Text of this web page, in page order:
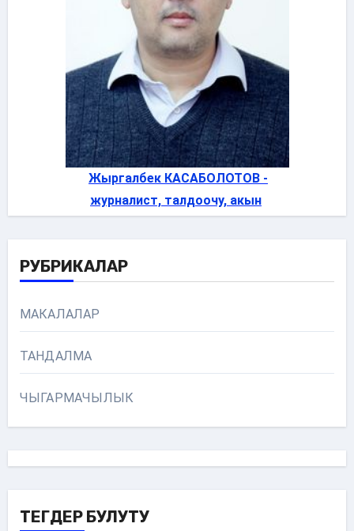
Жыргалбек КАСАБОЛОТОВ -
журналист, талдоочу, акын
РУБРИКАЛАР
МАКАЛАЛАР
ТАНДАЛМА
ЧЫГАРМАЧЫЛЫК
ТЕГДЕР БУЛУТУ